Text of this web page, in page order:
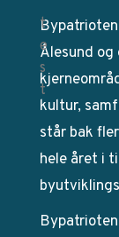
Ålesund og
kultur,
står bak
hele året i